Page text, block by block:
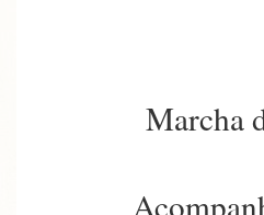
Marcha